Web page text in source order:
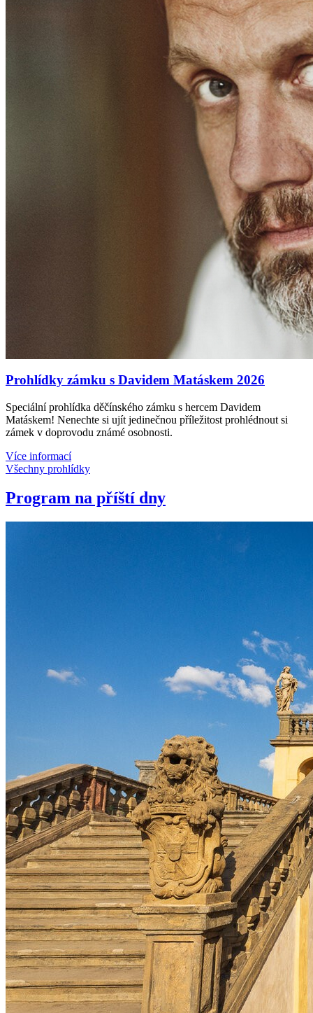
Prohlídky zámku s Davidem Matáskem 2026
Speciální prohlídka děčínského zámku s hercem Davidem
Matáskem! Nenechte si ujít jedinečnou příležitost prohlédnout si
zámek v doprovodu známé osobnosti.
Více informací
Všechny prohlídky
Program na příští dny